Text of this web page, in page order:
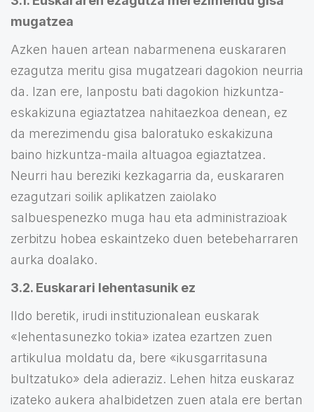
mugatzea
Azken hauen artean nabarmenena euskararen
ezagutza meritu gisa mugatzeari dagokion neurria
da. Izan ere, lanpostu bati dagokion hizkuntza-
eskakizuna egiaztatzea nahitaezkoa denean, ez
da merezimendu gisa baloratuko eskakizuna
baino hizkuntza-maila altuagoa egiaztatzea.
Neurri hau bereziki kezkagarria da, euskararen
ezagutzari soilik aplikatzen zaiolako
salbuespenezko muga hau eta administrazioak
zerbitzu hobea eskaintzeko duen betebeharraren
aurka doalako.
3.2. Euskarari lehentasunik ez
Ildo beretik, irudi instituzionalean euskarak
«lehentasunezko tokia» izatea ezartzen zuen
artikulua moldatu da, bere «ikusgarritasuna
bultzatuko» dela adieraziz. Lehen hitza euskaraz
izateko aukera ahalbidetzen zuen atala ere bertan